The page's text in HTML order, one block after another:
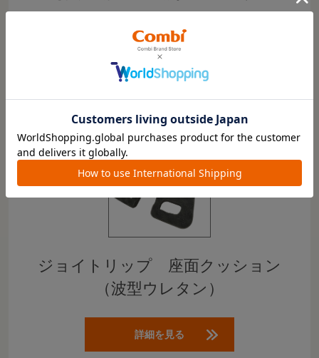
家でゆっくりセッティングできるので雨の日でも安心です。
車内での作業は暑いし無理な体勢になりやすいので、シート
とベースが分離できる仕様はとても助かります。
続きを読む
参考になった 2
ジョイトリップ 座面クッション
（波型ウレタン）
詳細を見る